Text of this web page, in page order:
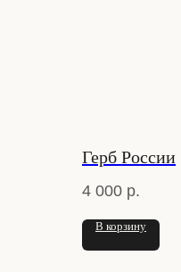
Герб России
4 000 р.
В корзину